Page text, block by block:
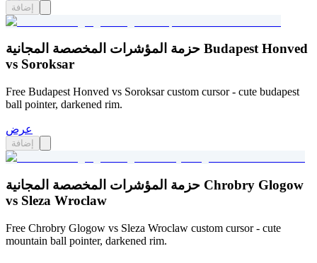
إضافة
حزمة المؤشرات المخصصة المجانية Budapest Honved
vs Soroksar
Free Budapest Honved vs Soroksar custom cursor - cute budapest
ball pointer, darkened rim.
عرض
إضافة
حزمة المؤشرات المخصصة المجانية Chrobry Glogow
vs Sleza Wroclaw
Free Chrobry Glogow vs Sleza Wroclaw custom cursor - cute
mountain ball pointer, darkened rim.